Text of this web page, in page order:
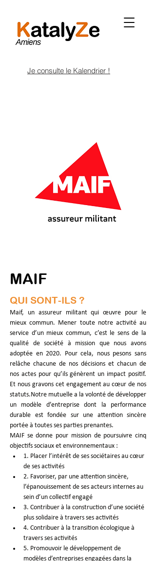
Je consulte le Kalendrier !
MAIF
QUI SONT-ILS ?
Maif, un assureur militant qui œuvre pour le
mieux commun. Mener toute notre activité au
service d’un mieux commun, c’est le sens de la
qualité de société à mission que nous avons
adoptée en 2020. Pour cela, nous pesons sans
relâche chacune de nos décisions et chacun de
nos actes pour qu’ils génèrent un impact positif.
Et nous gravons cet engagement au cœur de nos
statuts.Notre mutuelle a la volonté de développer
un modèle d’entreprise dont la performance
durable est fondée sur une attention sincère
portée à toutes ses parties prenantes.
MAIF se donne pour mission de poursuivre cinq
objectifs sociaux et environnementaux :
1. Placer l’intérêt de ses sociétaires au cœur
de ses activités
2. Favoriser, par une attention sincère,
l’épanouissement de ses acteurs internes au
sein d’un collectif engagé ​
3. Contribuer à la construction d’une société
plus solidaire à travers ses activités
4. Contribuer à la transition écologique à
travers ses activités
5. Promouvoir le développement de
modèles d’entreprises engagées dans la